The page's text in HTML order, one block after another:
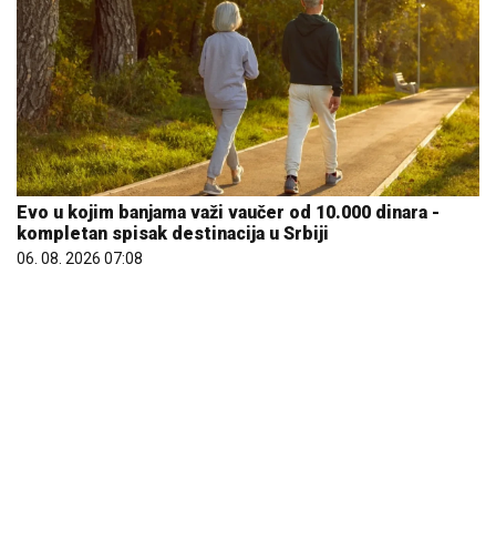
Evo u kojim banjama važi vaučer od 10.000 dinara -
kompletan spisak destinacija u Srbiji
06. 08. 2026 07:08